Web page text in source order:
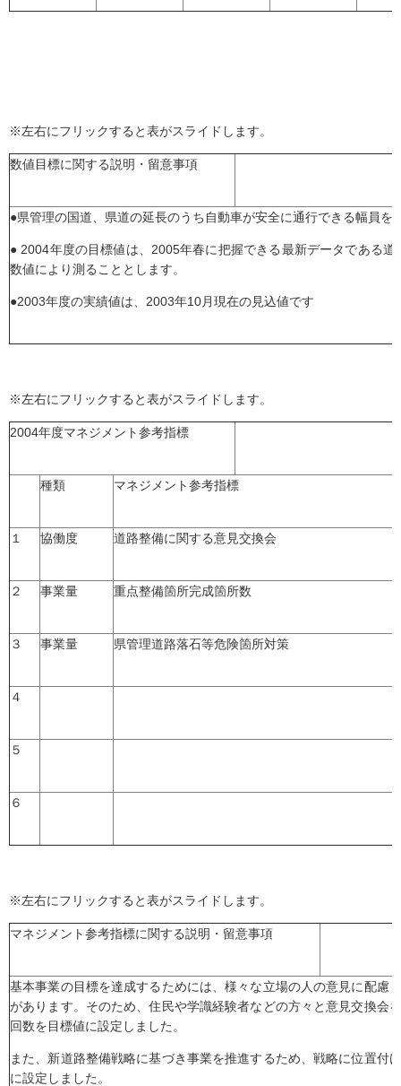
※左右にフリックすると表がスライドします。
数値目標に関する説明・留意事項
●県管理の国道、県道の延長のうち自動車が安全に通行できる幅員を
● 2004年度の目標値は、2005年春に把握できる最新データである
数値により測ることとします。
●2003年度の実績値は、2003年10月現在の見込値です
※左右にフリックすると表がスライドします。
2004年度マネジメント参考指標
種類 マネジメント参考指標
１ 協働度 道路整備に関する意見交換会
２ 事業量 重点整備箇所完成箇所数
３ 事業量 県管理道路落石等危険箇所対策
４
５
６
※左右にフリックすると表がスライドします。
マネジメント参考指標に関する説明・留意事項
基本事業の目標を達成するためには、様々な立場の人の意見に配慮
があります。そのため、住民や学識経験者などの方々と意見交換会
回数を目標値に設定しました。
また、新道路整備戦略に基づき事業を推進するため、戦略に位置付
に設定しました。